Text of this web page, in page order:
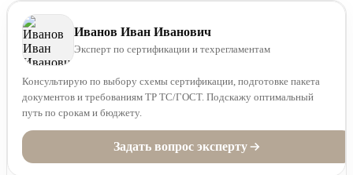
Иванов Иван Иванович
Эксперт по сертификации и техрегламентам
Консультирую по выбору схемы сертификации, подготовке пакета
документов и требованиям ТР ТС/ГОСТ. Подскажу оптимальный
путь по срокам и бюджету.
Задать вопрос эксперту